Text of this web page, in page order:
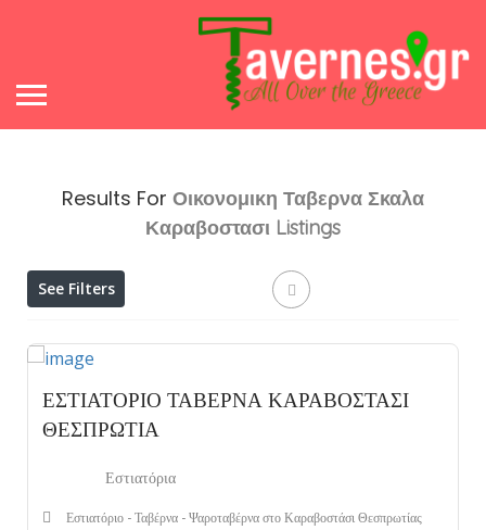
Results For Οικονομικη Ταβερνα Σκαλα
Καραβοστασι Listings
See Filters
ΕΣΤΙΑΤΟΡΙΟ ΤΑΒΕΡΝΑ ΚΑΡΑΒΟΣΤΑΣΙ
ΘΕΣΠΡΩΤΙΑ
Εστιατόρια
Εστιατόριο - Ταβέρνα - Ψαροταβέρνα στο Καραβοστάσι Θεσπρωτίας